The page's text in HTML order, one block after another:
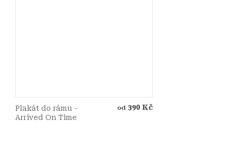
Plakát do rámu -
Arrived On Time
od 390 Kč